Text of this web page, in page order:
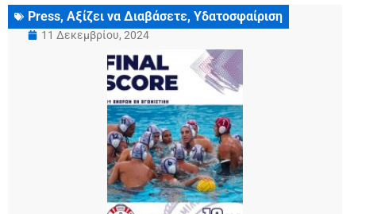
Press, Αξίζει να Διαβάσετε, Υδατοσφαίριση
11 Δεκεμβρίου, 2024